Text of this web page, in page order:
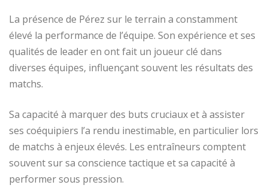
La présence de Pérez sur le terrain a constamment
élevé la performance de l’équipe. Son expérience et ses
qualités de leader en ont fait un joueur clé dans
diverses équipes, influençant souvent les résultats des
matchs.
Sa capacité à marquer des buts cruciaux et à assister
ses coéquipiers l’a rendu inestimable, en particulier lors
de matchs à enjeux élevés. Les entraîneurs comptent
souvent sur sa conscience tactique et sa capacité à
performer sous pression.